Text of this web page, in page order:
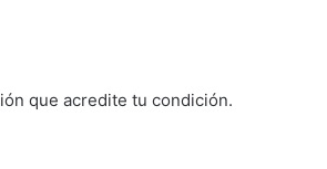
que acredite tu condición.